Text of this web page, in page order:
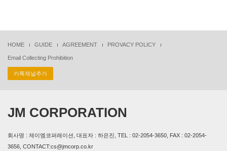
HOME GUIDE AGREEMENT PROVACY POLICY
Email Collecting Prohibition
카톡채널추가
JM CORPORATION
회사명 : 제이엠코퍼레이션, 대표자 : 하은진, TEL : 02-2054-3650, FAX : 02-2054-
3656, CONTACT:cs@jmcorp.co.kr